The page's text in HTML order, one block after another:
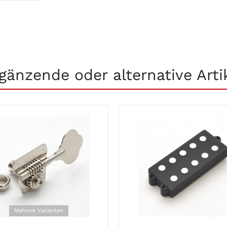
oder alternative
Mehrere Varianten